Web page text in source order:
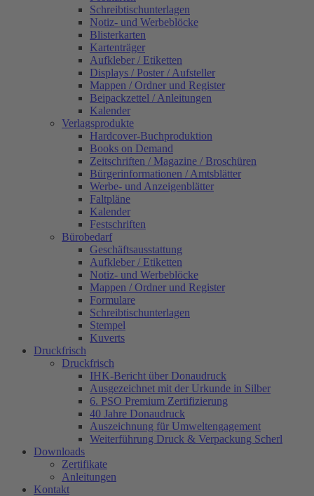
Schreibtischunterlagen
Notiz- und Werbeblöcke
Blisterkarten
Kartenträger
Aufkleber / Etiketten
Displays / Poster / Aufsteller
Mappen / Ordner und Register
Beipackzettel / Anleitungen
Kalender
Verlagsprodukte
Hardcover-Buchproduktion
Books on Demand
Zeitschriften / Magazine / Broschüren
Bürgerinformationen / Amtsblätter
Werbe- und Anzeigenblätter
Faltpläne
Kalender
Festschriften
Bürobedarf
Geschäftsausstattung
Aufkleber / Etiketten
Notiz- und Werbeblöcke
Mappen / Ordner und Register
Formulare
Schreibtischunterlagen
Stempel
Kuverts
Druckfrisch
Druckfrisch
IHK-Bericht über Donaudruck
Ausgezeichnet mit der Urkunde in Silber
6. PSO Premium Zertifizierung
40 Jahre Donaudruck
Auszeichnung für Umweltengagement
Weiterführung Druck & Verpackung Scherl
Downloads
Zertifikate
Anleitungen
Kontakt